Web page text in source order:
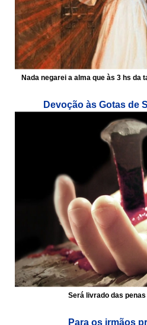
Nada negarei a alma que às 3 hs da
Devoção às Gotas de
Será livrado das
Para os irmãos